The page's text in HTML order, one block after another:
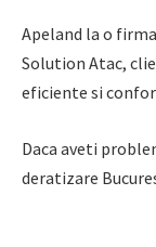
Apeland la o
Solution Atac,
eficiente si
Daca aveti
deratizare